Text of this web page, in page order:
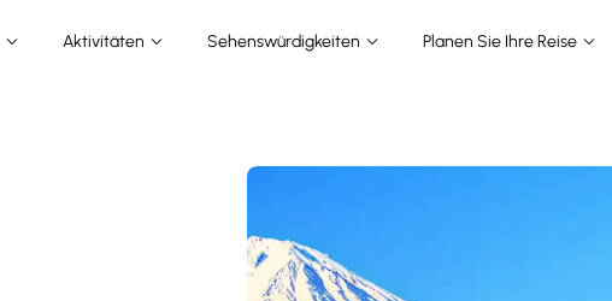
Aktivitäten Sehenswürdigkeiten Planen Sie Ihre Reise